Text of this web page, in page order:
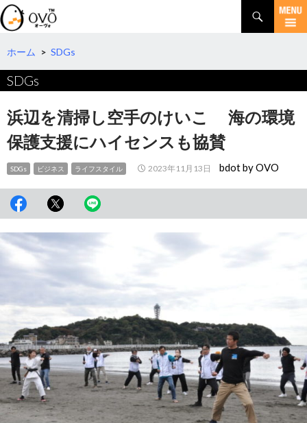
検
索
コ
テ
ツ
へ
移
動
ホーム > SDGs
SDGs
浜辺を清掃し空手のけいこ 海の環境
保護支援にハイセンスも協賛
SDGs ビジネス ライフスタイル 2023年11月13日 bdot by OVO